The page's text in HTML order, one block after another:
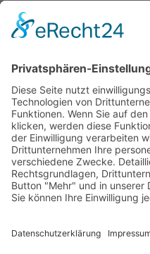
Kontakt
Langgasse 6
35576 Wetzlar
kreisverband@die-linke-ldk.de
Gesetzliches
Impressum
Datenschutz
Cookie-Einstellungen
DIE LINKE. KV Lahn-Dill